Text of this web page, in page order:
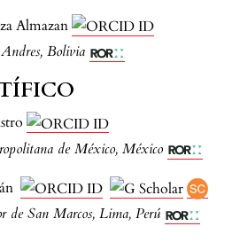
Almazan
Bolivia
de México, México
de San Marcos, Lima, Perú